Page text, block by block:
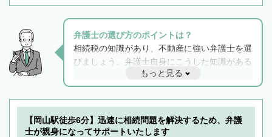
弁護士の選び方のポイントは？
相続税の知識があり、不動産に強い弁護士を選
びましょう。弁護士自身にこうした知識がある
と他士業との連携もスムーズに進み、トラブル
解決のみならず相続をトータルで任せることが
できます。また、相続は感情がからむ分野なの
でフィーリングも重要です。実際に電話や面談
で複数の弁護士と会話をしてウマが合う方に依
もっと見る
【岡山駅徒歩6分】迅速に相続問題を解決するため、弁護
士が親身になってサポートいたします